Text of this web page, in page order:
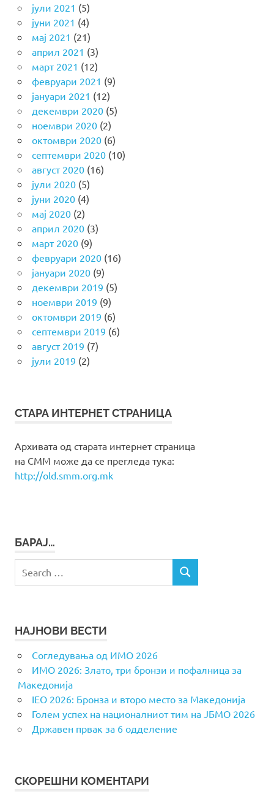
јули 2021 (5)
јуни 2021 (4)
мај 2021 (21)
април 2021 (3)
март 2021 (12)
февруари 2021 (9)
јануари 2021 (12)
декември 2020(5)
ноември 2020(2)
октомври 2020(6)
септември 2020(10)
август 2020(16)
јули 2020(5)
јуни 2020(4)
мај 2020(2)
април 2020(3)
март 2020(9)
февруари 2020(16)
јануари 2020(9)
декември 2019 (5)
ноември 2019 (9)
октомври 2019 (6)
септември 2019 (6)
август 2019 (7)
јули 2019 (2)
СТАРА ИНТЕРНЕТ СТРАНИЦА
Архивата од старата интернет страница
на СММ може да се прегледа тука:
http://old.smm.org.mk
БАРАЈ…
SEARCH
НАЈНОВИ ВЕСТИ
Согледувања од ИМО 2026
ИМО 2026: Злато, три бронзи и пофалница за
Македонија
IEO 2026: Бронза и второ место за Македонија
Голем успех на националниот тим на ЈБМО 2026
Државен првак за 6 одделение
СКОРЕШНИ КОМЕНТАРИ